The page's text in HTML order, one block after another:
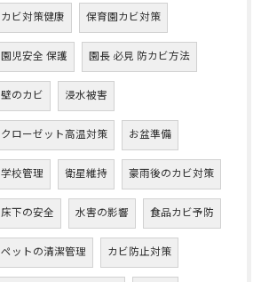
カビ対策健康 保育園カビ対策
園児安全 保護 園長 必見 防カビ方法
壁のカビ 浸水被害
クローゼット高温対策 お盆準備
学校管理 衛星維持 豪雨後のカビ対策
床下の安全 水害の影響 食品カビ予防
ペットの清潔管理 カビ防止対策